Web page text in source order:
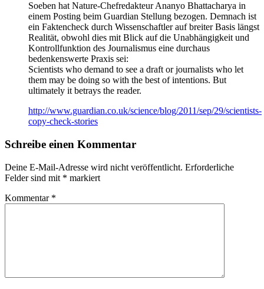
Soeben hat Nature-Chefredakteur Ananyo Bhattacharya in
einem Posting beim Guardian Stellung bezogen. Demnach ist
ein Faktencheck durch Wissenschaftler auf breiter Basis längst
Realität, obwohl dies mit Blick auf die Unabhängigkeit und
Kontrollfunktion des Journalismus eine durchaus
bedenkenswerte Praxis sei:
Scientists who demand to see a draft or journalists who let
them may be doing so with the best of intentions. But
ultimately it betrays the reader.
http://www.guardian.co.uk/science/blog/2011/sep/29/scientists-
copy-check-stories
Schreibe einen Kommentar
Deine E-Mail-Adresse wird nicht veröffentlicht. Erforderliche
Felder sind mit * markiert
Kommentar *